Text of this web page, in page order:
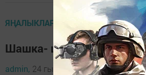
ЯҢАЛЫКЛАР
Шашка- шахмат кырында
admin, 24 гыйнвар 2020 - 18:23